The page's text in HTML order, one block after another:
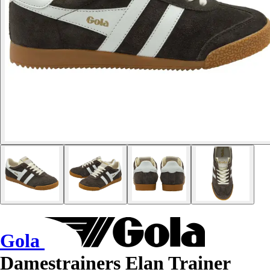
Gola
Damestrainers Elan Trainer